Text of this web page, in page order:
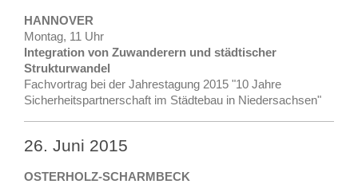
HANNOVER
Montag, 11 Uhr
Integration von Zuwanderern und städtischer
Strukturwandel
Fachvortrag bei der Jahrestagung 2015 "10 Jahre
Sicherheitspartnerschaft im Städtebau in Niedersachsen"
26. Juni 2015
OSTERHOLZ-SCHARMBECK